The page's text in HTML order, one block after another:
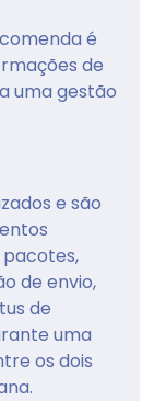
é
de
uma gestão
e são
de envio,
de
uma
os dois